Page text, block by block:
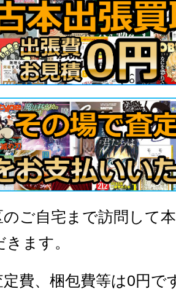
のご自宅まで訪問して
ます。
費、梱包費等は0円で